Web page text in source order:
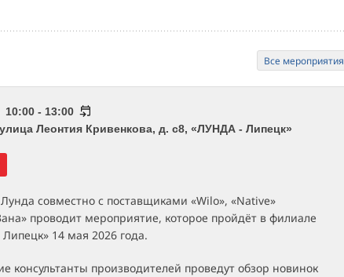
Все мероприятия
10:00 - 13:00
Леонтия Кривенкова, д. с8, «ЛУНДА - Липецк»
совместно с поставщиками «Wilo», «Native»
проводит мероприятие, которое пройдёт в филиале
14 мая 2026 года.
консультанты производителей проведут обзор новинок